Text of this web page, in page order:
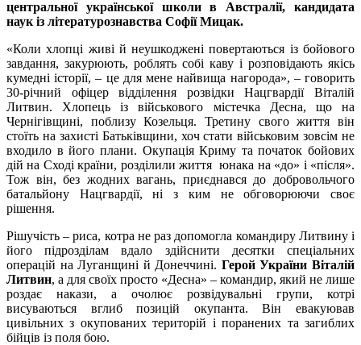
центральної української школи в Австралії, кандидата
наук із літературознавства Софії Мицак.
«Коли хлопці живі й неушкоджені повертаються із бойового
завдання, закурюють, роблять собі каву і розповідають якісь
кумедні історії, – це для мене найвища нагорода», –говорить
30-річний офіцер відділення розвідки Нацгвардії Віталій
Литвин. Хлопець із військового містечка Десна, що на
Чернігівщині, поблизу Козельця. Третину свого життя він
стоїть на захисті Батьківщини, хоч стати військовим зовсім не
входило в його плани. Окупація Криму та початок бойових
дій на Сході країни, розділили життя юнака на «до» і «після».
Тож він, без жодних вагань, приєднався до добровольчого
батальйону Нацгвардії, ні з ким не обговорюючи своє
рішення.
Рішучість – риса, котра не раз допомогла командиру Литвину і
його підрозділам вдало здійснити десятки спеціальних
операцій на Луганщині й Донеччині. Герой України Віталій
Литвин, а для своїх просто «Десна» – командир, який не лише
роздає накази, а очолює розвідувальні групи, котрі
висуваються вглиб позицій окупанта. Він евакуював
цивільних з окупованих територій і поранених та загиблих
бійців із поля бою.